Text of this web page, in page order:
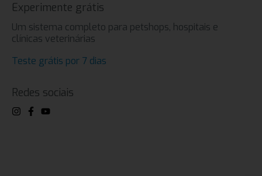
Experimente grátis
Um sistema completo para petshops, hospitais e
clínicas veterinárias
Teste grátis por 7 dias
Redes sociais